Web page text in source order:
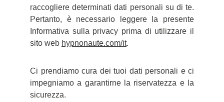
raccogliere determinati dati personali su di te.
Pertanto, è necessario leggere la presente
Informativa sulla privacy prima di utilizzare il
sito web hypnonaute.com/it.
Ci prendiamo cura dei tuoi dati personali e ci
impegniamo a garantirne la riservatezza e la
sicurezza.